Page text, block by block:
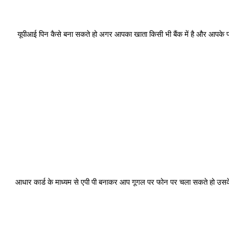
यूपीआई पिन कैसे बना सकते हो अगर आपका खाता किसी भी बैंक में है और आपके
आधार कार्ड के माध्यम से एपी पी बनाकर आप गूगल पर फोन पर चला सकते हो